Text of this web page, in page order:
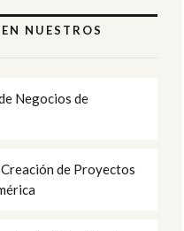
NUESTROS
Negocios de
de Proyectos